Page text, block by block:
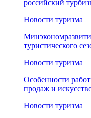
российский
Новости туризма
туристического
Новости туризма
Особенности
продаж и
Новости туризма